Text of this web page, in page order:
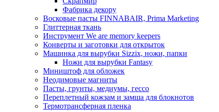
Фабрика декору
Восковые пасты FINNABAIR, Prima Marketing
Глиттерная ткань
Инструмент We are memory keepers
Конверты и заготовки для открыток
Машинка для вырубки Sizzix, ножи, папки
Ножи для вырубки Fantasy
Миништоф для обложек
Неодимовые магниты
Пасты, грунты, медиумы, гессо
Переплетный кожзам и замша для блокнотов
Термотрансферная пленка